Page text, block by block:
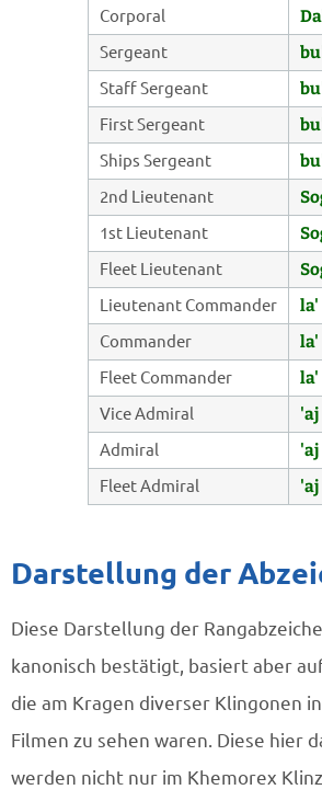
Corporal
Sergeant
Staff Sergeant
First Sergeant
Ships Sergeant
2nd Lieutenant
1st Lieutenant
Fleet Lieutenant
Lieutenant Commander la'
Commander
Fleet Commander la'
Vice Admiral
Admiral
Fleet Admiral
Darstellung der
Diese Darstellung der
kanonisch bestätigt, basiert aber
die am Kragen diverser Klingonen
Filmen zu sehen waren. Diese hier
werden nicht nur im Khemorex